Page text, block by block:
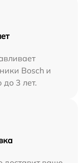
Bosch и
до 3 лет.